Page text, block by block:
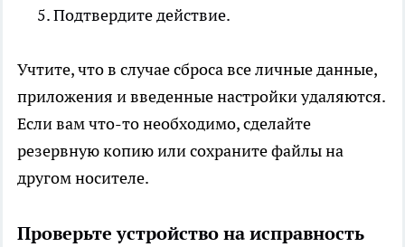
Подтвердите действие.
Учтите, что в случае сброса все личные данные,
приложения и введенные настройки удаляются.
Если вам что-то необходимо, сделайте
резервную копию или сохраните файлы на
другом носителе.
Проверьте устройство на исправность